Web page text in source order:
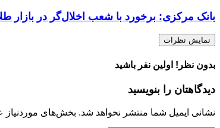
بانک مرکزی: برخورد با شعب اخلال‌گر در
نمایش نظرات
بدون نظر! اولین نفر باشید
دیدگاهتان را بنویسید
نشانی ایمیل شما منتشر نخواهد شد. بخش‌های موردنیاز